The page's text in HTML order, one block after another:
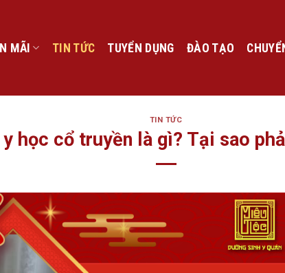
MÃI TIN TỨC TUYỂN DỤNG ĐÀO TẠO
TIN TỨC
học cổ truyền là gì? Tại sao